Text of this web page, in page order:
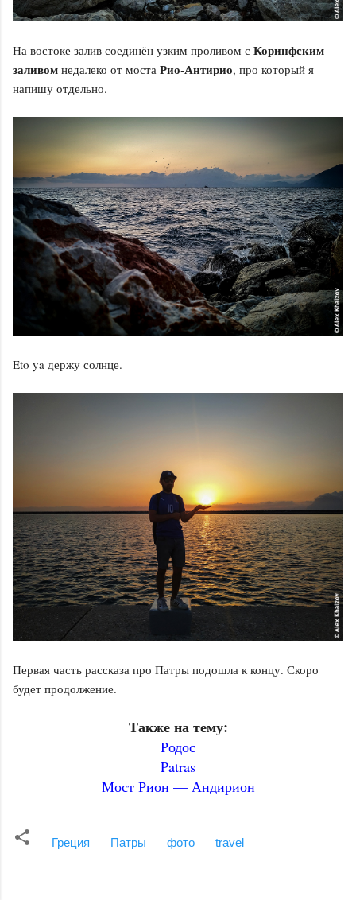
На востоке залив соединён узким проливом с Коринфским
заливом недалеко от моста Рио-Антирио, про который я
напишу отдельно.
Eto ya держу солнце.
Первая часть рассказа про Патры подошла к концу. Скоро
будет продолжение.
Также на тему:
Родос
Patras
Мост Рион — Андирион
Греция Патры фото travel